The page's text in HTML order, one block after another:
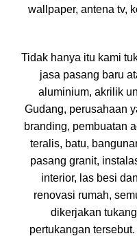
wallpaper, antena tv,
Tidak hanya itu kami
jasa pasang baru
aluminium, akrilik
Gudang, perusahaan
branding, pembuatan
teralis, batu,
pasang granit,
interior, las besi
renovasi rumah,
dikerjakan
pertukangan